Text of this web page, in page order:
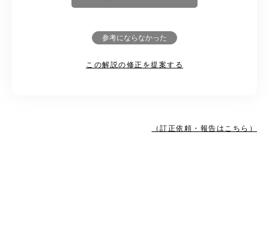
参考にならなかった
この解説の修正を提案する
（訂正依頼・報告はこちら）